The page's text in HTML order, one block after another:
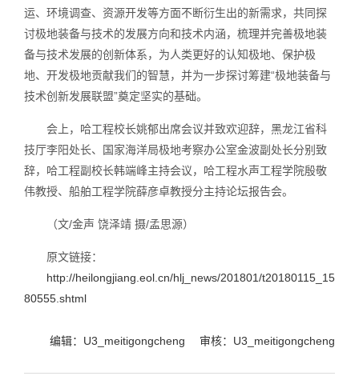
运、环境调查、资源开发等方面不断衍生出的新需求，共同探
讨极地装备与技术的发展方向和技术内涵，梳理并完善极地装
备与技术发展的创新体系，为人类更好的认知极地、保护极
地、开发极地贡献我们的智慧，并为一步探讨筹建“极地装备与
技术创新发展联盟”奠定坚实的基础。
会上，哈工程校长姚郁出席会议并致欢迎辞，黑龙江省科
技厅李阳处长、国家海洋局极地考察办公室金波副处长分别致
辞，哈工程副校长韩端峰主持会议，哈工程水声工程学院殷敬
伟教授、船舶工程学院薛彦卓教授分主持论坛报告会。
（文/金声 饶泽靖 摄/孟思源）
原文链接：
http://heilongjiang.eol.cn/hlj_news/201801/t20180115_15
80555.shtml
编辑：U3_meitigongcheng 审核：U3_meitigongcheng